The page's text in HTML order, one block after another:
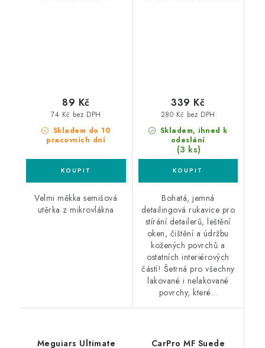
Skladem do 10
pracovních dní
74 Kč bez DPH
89 Kč
Velmi měkka semišová
utěrka z mikrovlákna
Skladem, ihned k
odeslání
(3 ks)
280 Kč bez DPH
339 Kč
Bohatá, jemná
detailingová rukavice pro
stírání detailerů, leštění
oken, čištění a údržbu
kožených povrchů a
ostatních interiérových
částí! Šetrná pro všechny
lakované i nelakované
povrchy, které...
Meguiars Ultimate
CarPro MF Suede